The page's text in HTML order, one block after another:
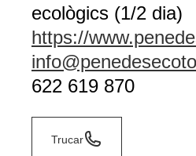
ecològics (1/2 dia)
https://
622 619 870
Trucar